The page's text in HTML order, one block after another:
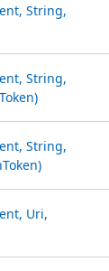
String,
String,
String,
Uri,